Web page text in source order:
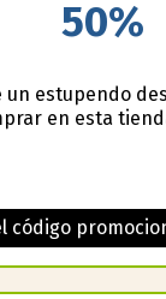
50%
un estupendo
en esta
código